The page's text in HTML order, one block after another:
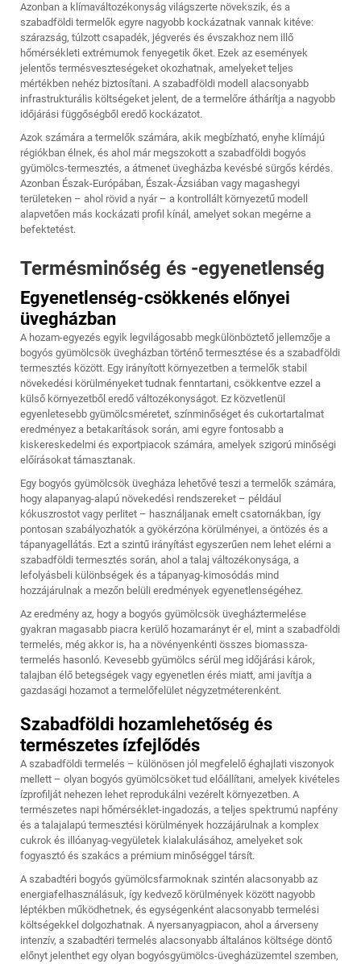
Azonban a klímaváltozékonyság világszerte növekszik, és a
szabadföldi termelők egyre nagyobb kockázatnak vannak kitéve:
szárazság, túlzott csapadék, jégverés és évszakhoz nem illő
hőmérsékleti extrémumok fenyegetik őket. Ezek az események
jelentős termésveszteségeket okozhatnak, amelyeket teljes
mértékben nehéz biztosítani. A szabadföldi modell alacsonyabb
infrastrukturális költségeket jelent, de a termelőre áthárítja a nagyobb
időjárási függőségből eredő kockázatot.
Azok számára a termelők számára, akik megbízható, enyhe klímájú
régiókban élnek, és ahol már megszokott a szabadföldi bogyós
gyümölcs-termesztés, a átmenet üvegházba kevésbé sürgős kérdés.
Azonban Észak-Európában, Észak-Ázsiában vagy magashegyi
területeken – ahol rövid a nyár – a kontrollált környezetű modell
alapvetően más kockázati profil kínál, amelyet sokan megérne a
befektetést.
Termésminőség és -egyenetlenség
Egyenetlenség-csökkenés előnyei
üvegházban
A hozam-egyezés egyik legvilágosabb megkülönböztető jellemzője a
bogyós gyümölcsök üvegházban történő termesztése és a szabadföldi
termesztés között. Egy irányított környezetben a termelők stabil
növekedési körülményeket tudnak fenntartani, csökkentve ezzel a
külső környezetből eredő változékonyságot. Ez közvetlenül
egyenletesebb gyümölcsméretet, színminőséget és cukortartalmat
eredményez a betakarítások során, ami egyre fontosabb a
kiskereskedelmi és exportpiacok számára, amelyek szigorú minőségi
előírásokat támasztanak.
Egy bogyós gyümölcsök üvegháza lehetővé teszi a termelők számára,
hogy alapanyag-alapú növekedési rendszereket – például
kókuszrostot vagy perlitet – használjanak emelt csatornákban, így
pontosan szabályozhatók a gyökérzóna körülményei, a öntözés és a
tápanyagellátás. Ezt a szintű irányítást egyszerűen nem lehet elérni a
szabadföldi termesztés során, ahol a talaj változékonysága, a
lefolyásbeli különbségek és a tápanyag-kimosódás mind
hozzájárulnak a mezőn belüli eredmények egyenetlenségéhez.
Az eredmény az, hogy a bogyós gyümölcsök üvegháztermelése
gyakran magasabb piacra kerülő hozamarányt ér el, mint a szabadföldi
termelés, még akkor is, ha a növényenkénti összes biomassza-
termelés hasonló. Kevesebb gyümölcs sérül meg időjárási károk,
talajban élő betegségek vagy egyenetlen érés miatt, ami javítja a
gazdasági hozamot a termelőfelület négyzetméterenként.
Szabadföldi hozamlehetőség és
természetes ízfejlődés
A szabadföldi termelés – különösen jól megfelelő éghajlati viszonyok
mellett – olyan bogyós gyümölcsöket tud előállítani, amelyek kivételes
ízprofilját nehezen lehet reprodukálni vezérelt környezetben. A
természetes napi hőmérséklet-ingadozás, a teljes spektrumú napfény
és a talajalapú termesztési körülmények hozzájárulnak a komplex
cukrok és illóanyag-vegyületek kialakulásához, amelyeket sok
fogyasztó és szakács a prémium minőséggel társít.
A szabadtéri bogyós gyümölcsfarmoknak szintén alacsonyabb az
energiafelhasználásuk, így kedvező körülmények között nagyobb
léptékben működhetnek, és egységenként alacsonyabb termelési
költségekkel dolgozhatnak. A nyersanyagpiacon, ahol a árverseny
intenzív, a szabadtéri termelés alacsonyabb általános költsége döntő
előnyt jelenthet egy olyan bogyósgyümölcs-üvegházüzemtel szemben,